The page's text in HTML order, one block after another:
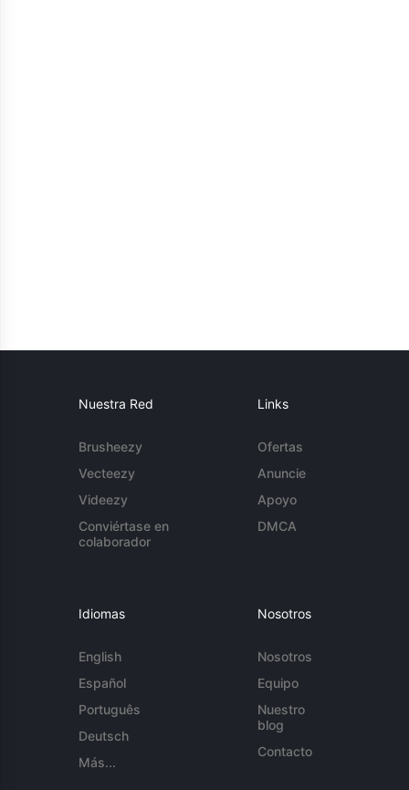
Nuestra Red
Brusheezy
Vecteezy
Videezy
Conviértase en
colaborador
Links
Ofertas
Anuncie
Apoyo
DMCA
Idiomas
English
Español
Português
Deutsch
Más...
Nosotros
Nosotros
Equipo
Nuestro
blog
Contacto